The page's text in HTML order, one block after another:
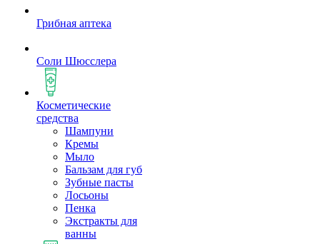
Грибная аптека
Соли Шюсслера
Косметические
средства
Шампуни
Кремы
Мыло
Бальзам для губ
Зубные пасты
Лосьоны
Пенка
Экстракты для
ванны